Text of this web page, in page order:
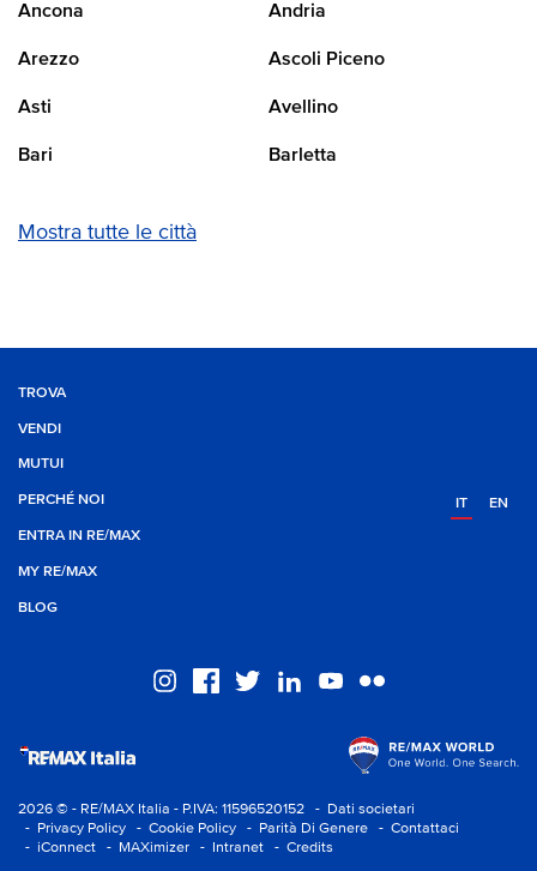
Ancona Andria
Arezzo Ascoli Piceno
Asti Avellino
Bari Barletta
Mostra tutte le città
TROVA
VENDI
MUTUI
PERCHÉ NOI
ENTRA IN RE/MAX
MY RE/MAX
BLOG
IT EN
2026 © - RE/MAX Italia - P.IVA: 11596520152
- Dati societari
- Privacy Policy
- Cookie Policy - Parità Di Genere
- Contattaci
- iConnect
- MAXimizer - Intranet - Credits